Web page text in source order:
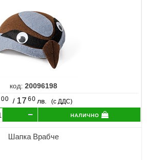
код: 20096198
00 / 17 60 лв. (с ДДС)
налично
Шапка Врабче